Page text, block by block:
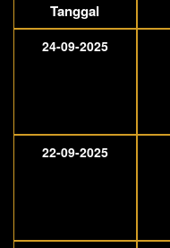
Tanggal
24-09-2025
22-09-2025